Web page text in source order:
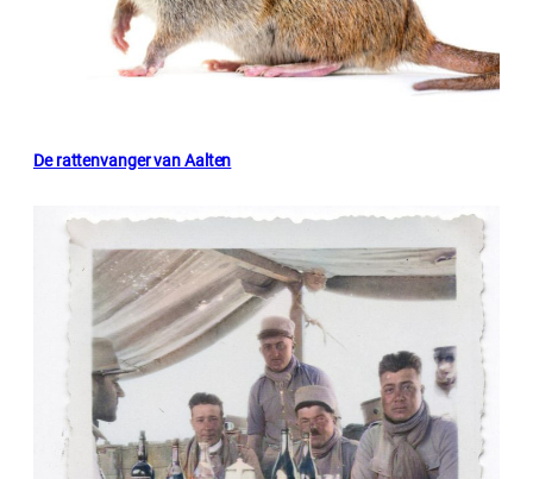
De rattenvanger van Aalten